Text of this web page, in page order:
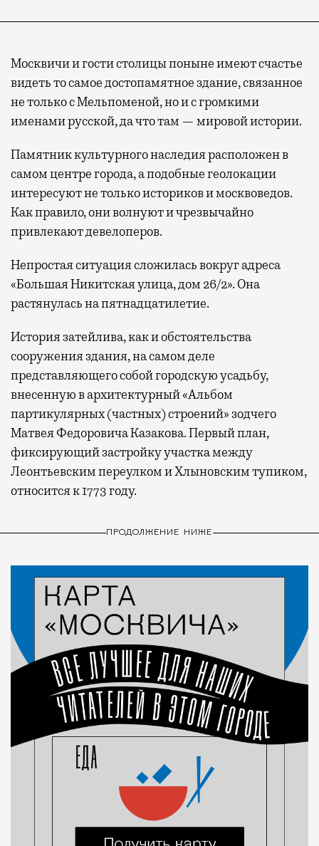
Москвичи и гости столицы поныне имеют счастье
видеть то самое достопамятное здание, связанное
не только с Мельпоменой, но и с громкими
именами русской, да что там — мировой истории.
Памятник культурного наследия расположен в
самом центре города, а подобные геолокации
интересуют не только историков и москвоведов.
Как правило, они волнуют и чрезвычайно
привлекают девелоперов.
Непростая ситуация сложилась вокруг адреса
«Большая Никитская улица, дом 26/2». Она
растянулась на пятнадцатилетие.
История затейлива, как и обстоятельства
сооружения здания, на самом деле
представляющего собой городскую усадьбу,
внесенную в архитектурный «Альбом
партикулярных (частных) строений» зодчего
Матвея Федоровича Казакова. Первый план,
фиксирующий застройку участка между
Леонтьевским переулком и Хлыновским тупиком,
относится к 1773 году.
ПРОДОЛЖЕНИЕ НИЖЕ